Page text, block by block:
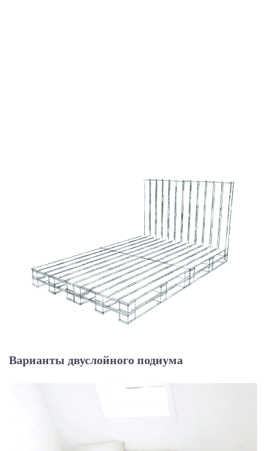
Варианты двуслойного подиума